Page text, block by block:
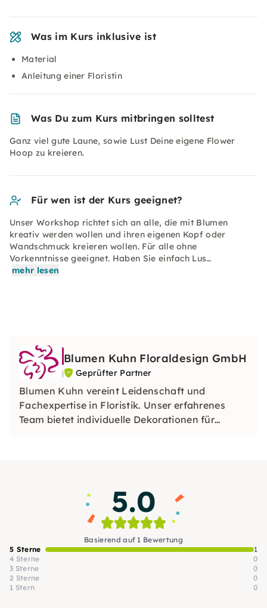
Was im Kurs inklusive ist
Material
Anleitung einer Floristin
Was Du zum Kurs mitbringen solltest
Ganz viel gute Laune, sowie Lust Deine eigene Flower
Hoop zu kreieren.
Für wen ist der Kurs geeignet?
Unser Workshop richtet sich an alle, die mit Blumen
kreativ werden wollen und ihren eigenen Kopf oder
Wandschmuck kreieren wollen. Für alle ohne
Vorkenntnisse geeignet. Haben Sie einfach Lus…
mehr lesen
Blumen Kuhn Floraldesign GmbH
Geprüfter Partner
Blumen Kuhn vereint Leidenschaft und
Fachexpertise in Floristik. Unser erfahrenes
Team bietet individuelle Dekorationen für
5.0
Basierend auf 1 Bewertung
5 Sterne
1
4 Sterne
0
3 Sterne
0
2 Sterne
0
1 Stern
0